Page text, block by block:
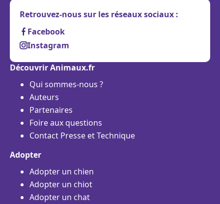
Retrouvez-nous sur les réseaux sociaux :
Facebook
Instagram
Découvrir Animaux.fr
Qui sommes-nous ?
Auteurs
Partenaires
Foire aux questions
Contact Presse et Technique
Adopter
Adopter un chien
Adopter un chiot
Adopter un chat